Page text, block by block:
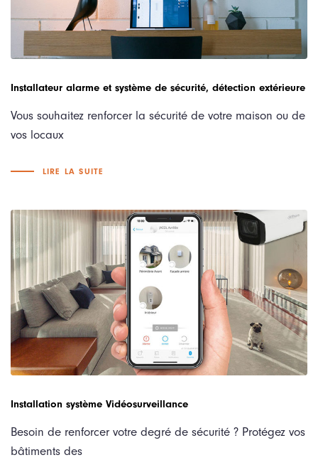
Installateur alarme et système de sécurité, détection extérieure
Vous souhaitez renforcer la sécurité de votre maison ou de
vos locaux
LIRE LA SUITE
Installation système Vidéosurveillance
Besoin de renforcer votre degré de sécurité ? Protégez vos
bâtiments des